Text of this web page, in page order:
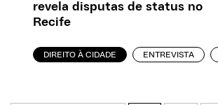
revela disputas de status no
Recife
DIREITO À CIDADE ENTREVISTA